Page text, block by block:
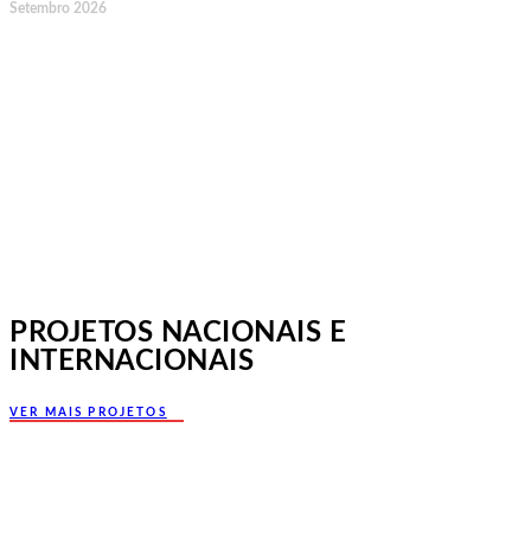
Setembro 2026
PROJETOS NACIONAIS E
INTERNACIONAIS
VER MAIS PROJETOS